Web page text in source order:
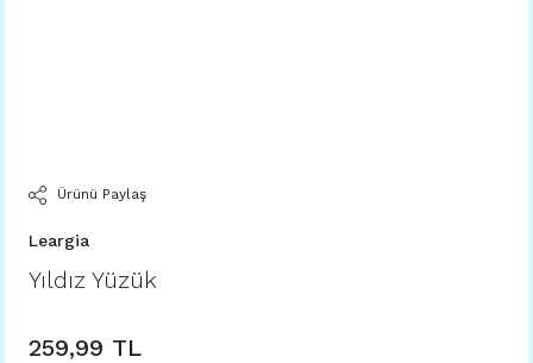
Ürünü Paylaş
Leargia
Yıldız Yüzük
259,99 TL